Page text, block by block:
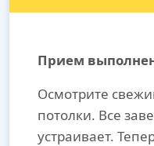
Прием
Осмотрите
потолки. Все
устраивает.